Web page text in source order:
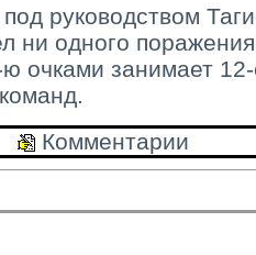
руководством
ни одного
очками занимает
Комментарии